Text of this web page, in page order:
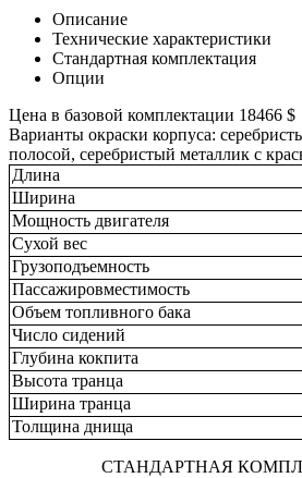
Описание
Технические характеристики
Стандартная комплектация
Опции
Цена в базовой комплектации 18466 $
Варианты окраски корпуса:
полосой, серебристый металлик с
Длина
Ширина
Mощность двигателя
Сухой вес
Грузоподъемность
Пассажировместимость
Объем топливного бака
Число сидений
Глубина кокпита
Высота транца
Ширина транца
Толщина днища
СТАНДАРТНАЯ